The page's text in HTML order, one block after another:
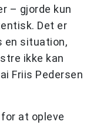
– gjorde kun
Det er
en situation,
ikke kan
Friis Pedersen
at opleve